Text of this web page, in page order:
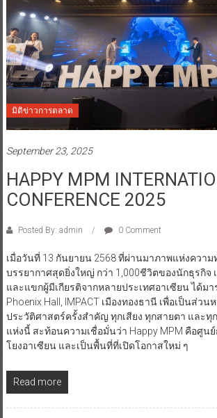
มิติข่าวการตลาด
September 23, 2025
HAPPY MPM
CONFERENCE 2025
Posted By: admin 0 Comment
เมื่อวันที่ 13 กันยายน 2568 ที่ผ่านมาภาพแห่งควา
บรรยากาศสุดยิ่งใหญ่ กว่า 1,000ชีวิตของนักธุรกิจ
และแขกผู้มีเกียรติจากหลายประเทศอาเซียน ได้ม
Phoenix Hall, IMPACT เมืองทองธานี เพื่อเป็นส่วน
ประวัติศาสตร์ครั้งสำคัญ ทุกเสียง ทุกสายตา และทุ
แห่งนี้ สะท้อนความเชื่อมั่นว่า Happy MPM คือศูน
โยงอาเซียน และเป็นพื้นที่ที่เปิดโอกาสใหม่ ๆ
Read more